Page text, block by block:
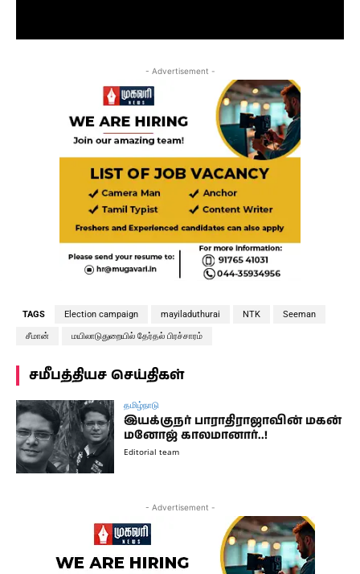
- Advertisement -
TAGS Election campaign mayiladuthurai NTK Seeman
சீமான் மயிலாடுதுறையில் தேர்தல் பிரச்சாரம்
சமீபத்தியச செய்திகள்
தமிழ்நாடு
இயக்குநர் பாராதிராஜாவின் மகன்
மனோஜ் காலமானார்..!
Editorial team
- Advertisement -